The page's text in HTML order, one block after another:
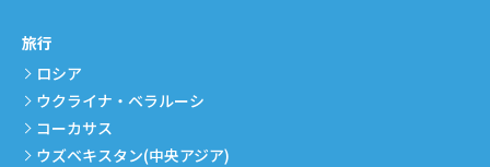
旅行
ロシア
ウクライナ・ベラルーシ
コーカサス
ウズベキスタン(中央アジア)